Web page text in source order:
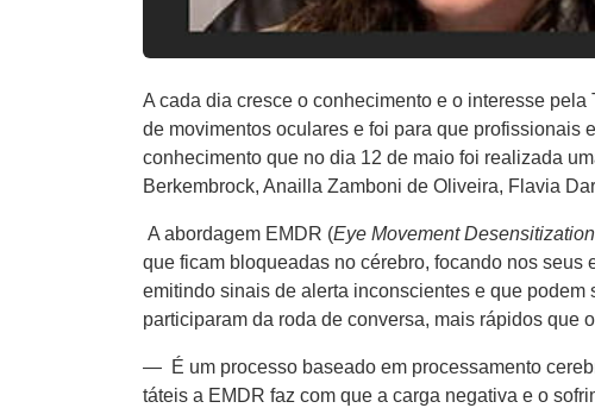
A cada dia cresce o conhecimento e o interesse
de movimentos oculares e foi para que profissionais
conhecimento que no dia 12 de maio foi realizada
Berkembrock, Anailla Zamboni de Oliveira, Flavia
A abordagem EMDR (Eye Movement
que ficam bloqueadas no cérebro, focando nos
emitindo sinais de alerta inconscientes e que
participaram da roda de conversa, mais rápidos que
— É um processo baseado em processamento
táteis a EMDR faz com que a carga negativa e o